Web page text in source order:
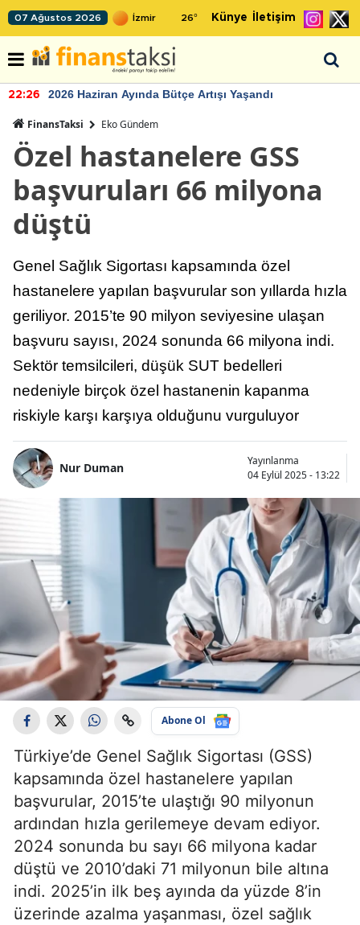
07 Ağustos 2026 26° Künye İletişim
22:26 2026 Haziran Ayında Bütçe Artışı Yaşandı
FinansTaksi Eko Gündem
Özel hastanelere GSS
başvuruları 66 milyona
düştü
Genel Sağlık Sigortası kapsamında özel
hastanelere yapılan başvurular son yıllarda hızla
geriliyor. 2015’te 90 milyon seviyesine ulaşan
başvuru sayısı, 2024 sonunda 66 milyona indi.
Sektör temsilcileri, düşük SUT bedelleri
nedeniyle birçok özel hastanenin kapanma
riskiyle karşı karşıya olduğunu vurguluyor
Nur Duman
Yayınlanma
04 Eylül 2025 - 13:22
Abone Ol
Türkiye’de Genel Sağlık Sigortası (GSS)
kapsamında özel hastanelere yapılan
başvurular, 2015’te ulaştığı 90 milyonun
ardından hızla gerilemeye devam ediyor.
2024 sonunda bu sayı 66 milyona kadar
düştü ve 2010’daki 71 milyonun bile altına
indi. 2025’in ilk beş ayında da yüzde 8’in
üzerinde azalma yaşanması, özel sağlık